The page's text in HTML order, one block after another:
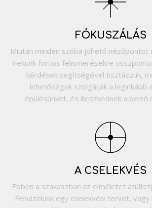
FÓKUSZÁLÁS
Miután minden szóba jöhető nézőpontot
nekünk fontos felismerésekre
kérdések segítségével tisztázzuk,
lehetőségek szolgálják a leginkább
épülésünket, és illeszkednek a belső
A CSELEKVÉS
Ebben a szakaszban az elméletet
Felvázolunk egy cselekvési tervet,